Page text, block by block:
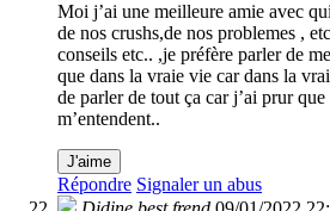
Moi j’ai une meilleure amie avec
de nos crushs,de nos problemes ,
conseils etc.. ,je préfère parler de
que dans la vraie vie car dans la
de parler de tout ça car j’ai prur que
m’entendent..
J'aime
Répondre Signaler un abus